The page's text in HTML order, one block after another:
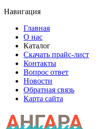
Навигация
Главная
О нас
Каталог
Скачать прайс-лист
Контакты
Вопрос ответ
Новости
Обратная связь
Карта сайта